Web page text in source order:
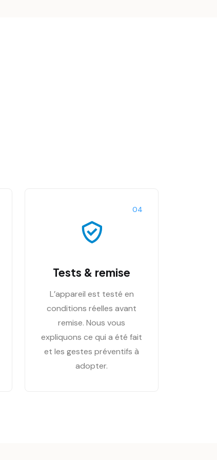
04
Tests & remise
L’appareil est testé en
conditions réelles avant
remise. Nous vous
expliquons ce qui a été fait
et les gestes préventifs à
adopter.